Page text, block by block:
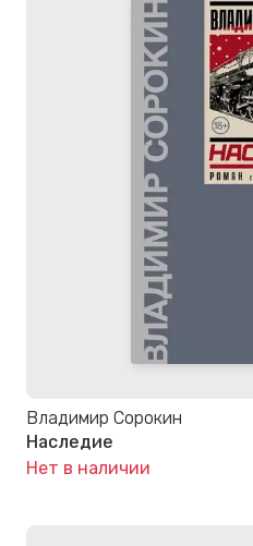
Владимир Сорокин
Наследие
Нет в наличии